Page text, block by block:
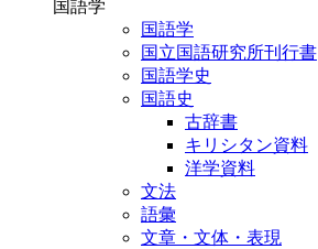
国語学
国語学
国立国語研究所刊行書
国語学史
国語史
古辞書
キリシタン資料
洋学資料
文法
語彙
文章・文体・表現